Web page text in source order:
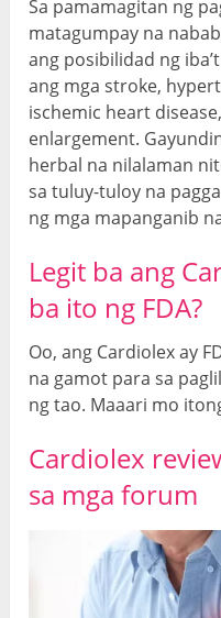
Sa pamamagitan ng
matagumpay na
ang posibilidad ng
ang mga stroke,
ischemic heart
enlargement.
herbal na nilalaman
sa tuluy-tuloy na
ng mga mapanganib
Legit ba ang
ba ito ng FDA?
Oo, ang Cardiolex ay
na gamot para sa
ng tao. Maaari mo
Cardiolex
sa mga forum